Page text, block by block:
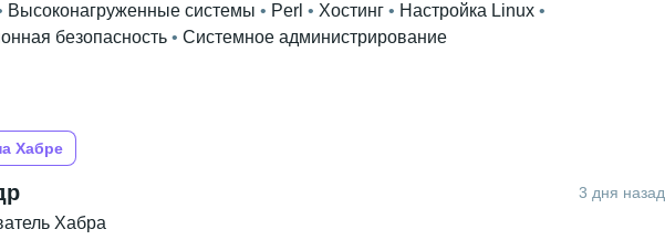
Высоконагруженные системы • Perl • Хостинг • Настройка Linux
безопасность • Системное администрирование
Хабре
3 дня назад
Хабра